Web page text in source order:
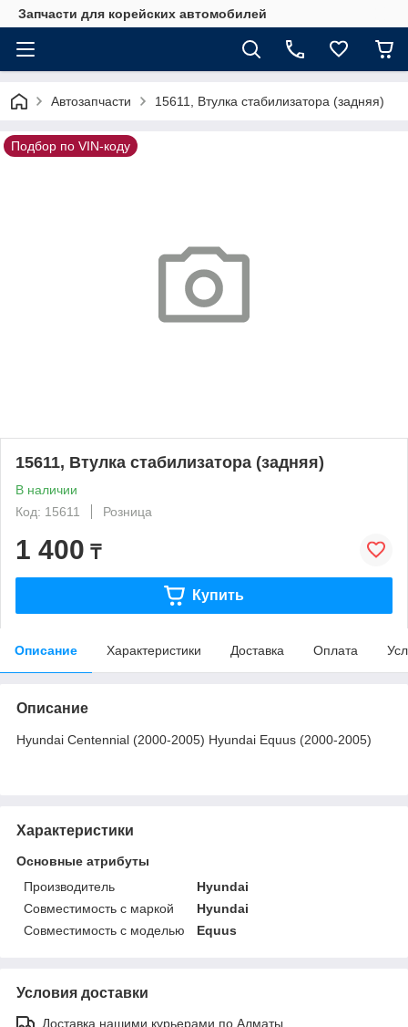
Запчасти для корейских автомобилей
Автозапчасти 15611, Втулка стабилизатора (задняя)
Подбор по VIN-коду
15611, Втулка стабилизатора (задняя)
В наличии
Код: 15611
Розница
1 400 ₸
Купить
Описание Характеристики Доставка Оплата
Описание
Hyundai Centennial (2000-2005) Hyundai Equus (2000-2005)
Характеристики
Основные атрибуты
Производитель
Hyundai
Совместимость с маркой
Hyundai
Совместимость с моделью
Equus
Условия доставки
Доставка нашими курьерами по Алматы